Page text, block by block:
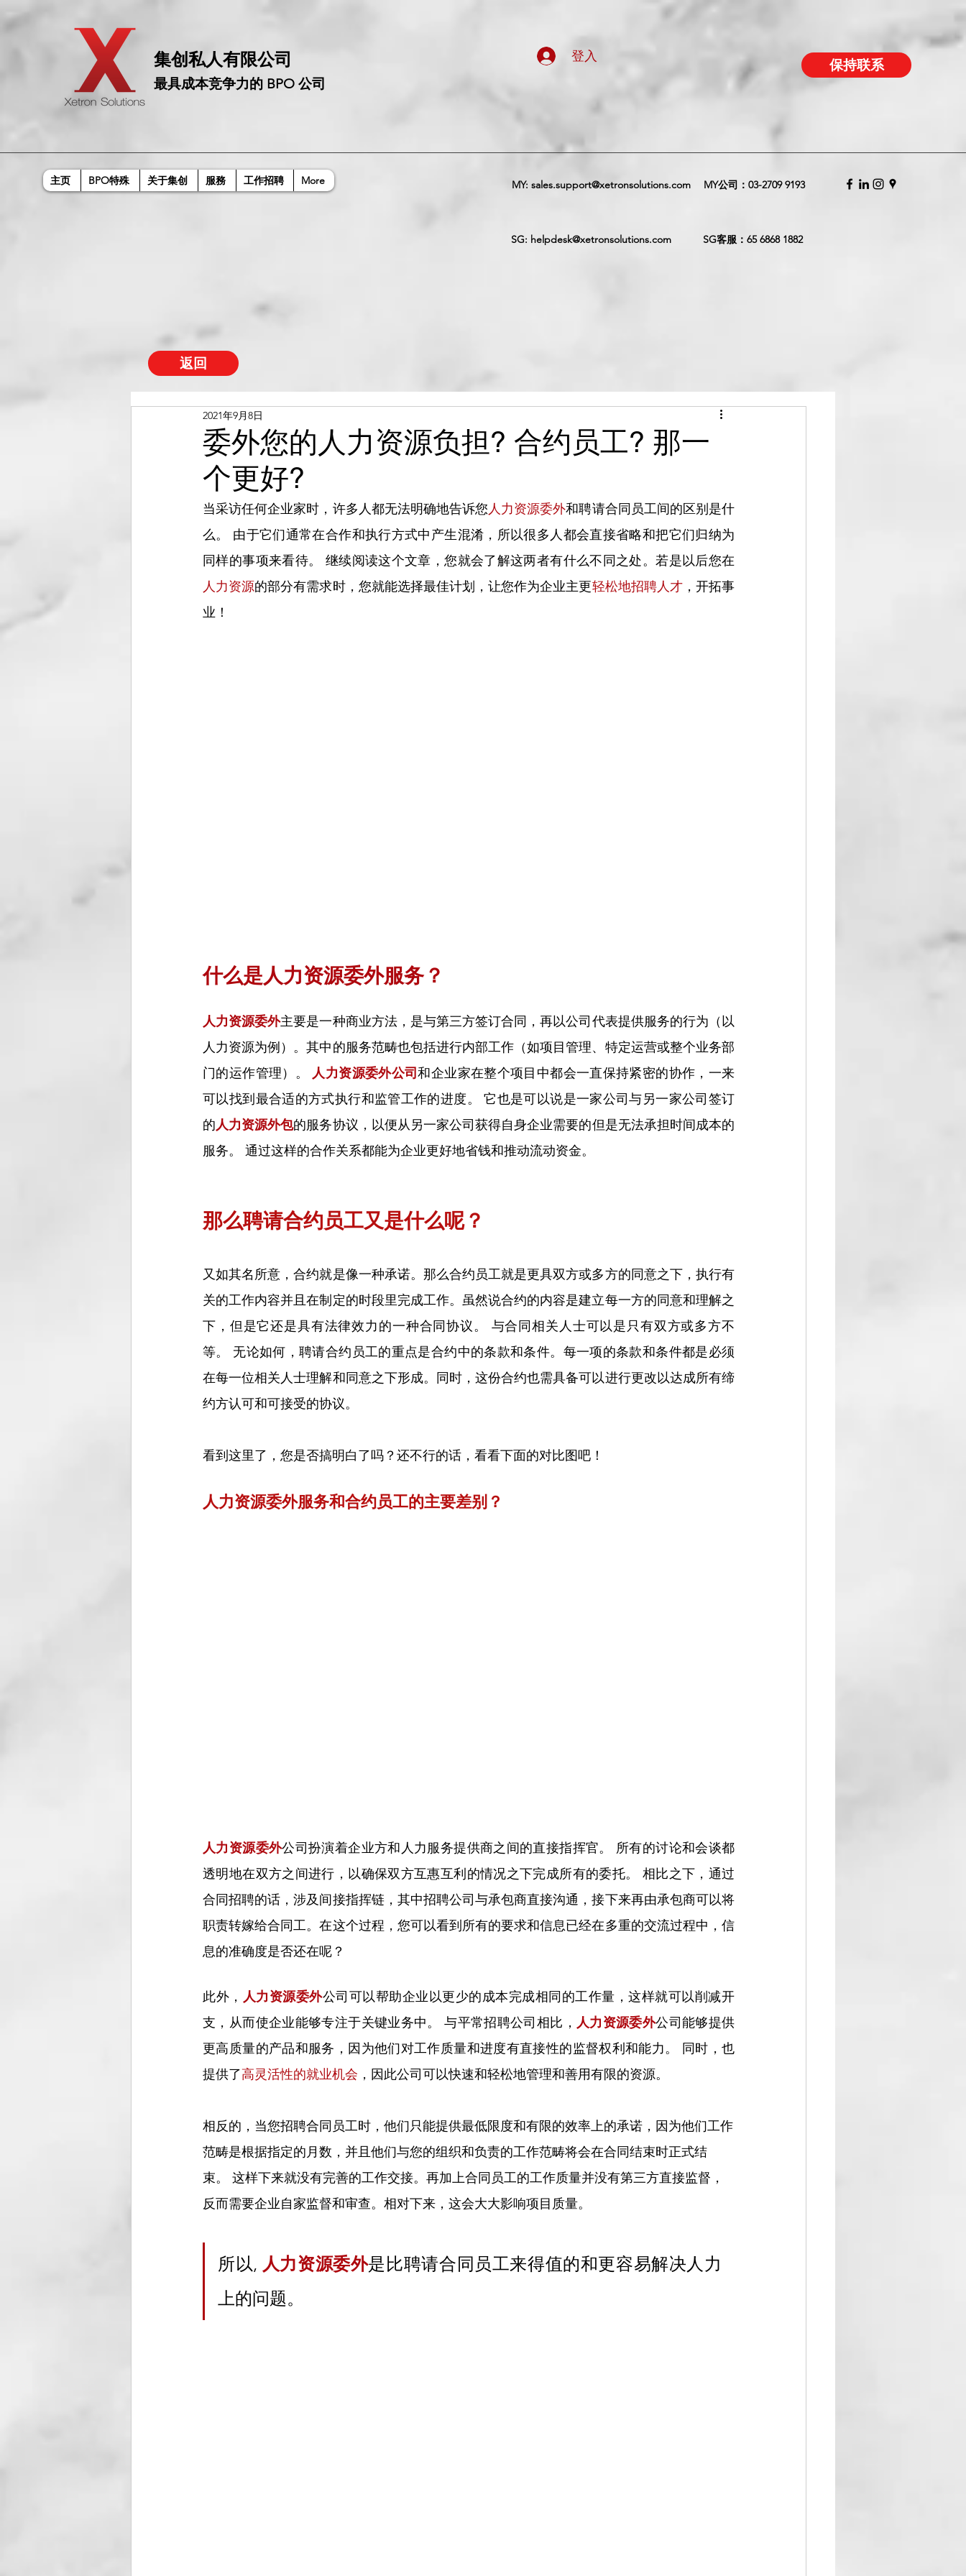
​集创私人有限公司
最具成本竞争力的 BPO 公司
保持联系
登入
主页 BPO特殊 关于集创 服務 工作招聘 More MY: sales.support@xetronsolutions.com MY公司： 03-2709 9193
SG: helpdesk@xetronsolutions.com SG客服： 65 6868 1882
返回
委外您的人力资源负担? 合约员工? 那一
个更好?
2021年9月8日
当采访任何企业家时，许多人都无法明确地告诉您人力资源委外和聘请合同员工间的区别是什
么。 由于它们通常在合作和执行方式中产生混淆，所以很多人都会直接省略和把它们归纳为
同样的事项来看待。 继续阅读这个文章，您就会了解这两者有什么不同之处。若是以后您在
人力资源的部分有需求时，您就能选择最佳计划，让您作为企业主更轻松地招聘人才，开拓事
业！
什么是人力资源委外服务？
人力资源委外主要是一种商业方法，是与第三方签订合同，再以公司代表提供服务的行为（以
人力资源为例）。其中的服务范畴也包括进行内部工作（如项目管理、特定运营或整个业务部
门的运作管理）。 人力资源委外公司和企业家在整个项目中都会一直保持紧密的协作，一来
可以找到最合适的方式执行和监管工作的进度。 它也是可以说是一家公司与另一家公司签订
的人力资源外包的服务协议，以便从另一家公司获得自身企业需要的但是无法承担时间成本的
服务。 通过这样的合作关系都能为企业更好地省钱和推动流动资金。
那么聘请合约员工又是什么呢？
又如其名所意，合约就是像一种承诺。那么合约员工就是更具双方或多方的同意之下，执行有
关的工作内容并且在制定的时段里完成工作。虽然说合约的内容是建立每一方的同意和理解之
下，但是它还是具有法律效力的一种合同协议。 与合同相关人士可以是只有双方或多方不
等。 无论如何，聘请合约员工的重点是合约中的条款和条件。每一项的条款和条件都是必须
在每一位相关人士理解和同意之下形成。同时，这份合约也需具备可以进行更改以达成所有缔
约方认可和可接受的协议。
看到这里了，您是否搞明白了吗？还不行的话，看看下面的对比图吧！
人力资源委外服务和合约员工的主要差别？
人力资源委外公司扮演着企业方和人力服务提供商之间的直接指挥官。 所有的讨论和会谈都
透明地在双方之间进行，以确保双方互惠互利的情况之下完成所有的委托。 相比之下，通过
合同招聘的话，涉及间接指挥链，其中招聘公司与承包商直接沟通，接下来再由承包商可以将
职责转嫁给合同工。在这个过程，您可以看到所有的要求和信息已经在多重的交流过程中，信
息的准确度是否还在呢？
此外， 人力资源委外公司可以帮助企业以更少的成本完成相同的工作量，这样就可以削减开
支，从而使企业能够专注于关键业务中。 与平常招聘公司相比， 人力资源委外公司能够提供
更高质量的产品和服务，因为他们对工作质量和进度有直接性的监督权利和能力。 同时，也
提供了高灵活性的就业机会 ，因此公司可以快速和轻松地管理和善用有限的资源。
相反的，当您招聘合同员工时，他们只能提供最低限度和有限的效率上的承诺，因为他们工作
范畴是根据指定的月数，并且他们与您的组织和负责的工作范畴将会在合同结束时正式结
束。 这样下来就没有完善的工作交接。再加上合同员工的工作质量并没有第三方直接监督，
反而需要企业自家监督和审查。相对下来，这会大大影响项目质量。
所以, 人力资源委外是比聘请合同员工来得值的和更容易解决人力
上的问题。